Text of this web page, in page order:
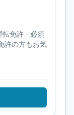
免許 - 必須
許の方もお気